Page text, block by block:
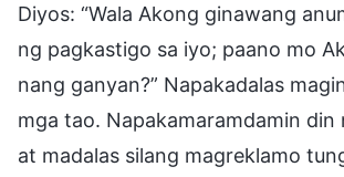
Diyos: “Wala Akong ginawang
ng pagkastigo sa iyo; paano mo
nang ganyan?” Napakadalas
mga tao. Napakamaramdamin din
at madalas silang magreklamo